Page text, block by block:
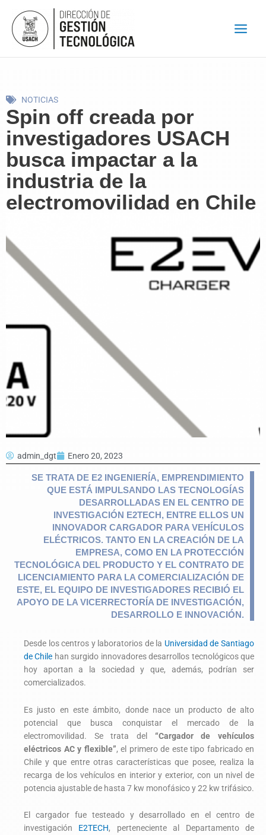
contenido
NOTICIAS
Spin off creada por
investigadores USACH
busca impactar a la
industria de la
electromovilidad en Chile
admin_dgt Enero 20, 2023
SE TRATA DE E2 INGENIERÍA, EMPRENDIMIENTO
QUE ESTÁ IMPULSANDO LAS TECNOLOGÍAS
DESARROLLADAS EN EL CENTRO DE
INVESTIGACIÓN E2TECH, ENTRE ELLOS UN
INNOVADOR CARGADOR PARA VEHÍCULOS
ELÉCTRICOS. TANTO EN LA CREACIÓN DE LA
EMPRESA, COMO EN LA PROTECCIÓN
TECNOLÓGICA DEL PRODUCTO Y EL CONTRATO DE
LICENCIAMIENTO PARA LA COMERCIALIZACIÓN DE
ESTE, EL EQUIPO DE INVESTIGADORES RECIBIÓ EL
APOYO DE LA VICERRECTORÍA DE INVESTIGACIÓN,
DESARROLLO E INNOVACIÓN.
Desde los centros y laboratorios de la Universidad de Santiago
de Chile han surgido innovadores desarrollos tecnológicos que
hoy aportan a la sociedad y que, además, podrían ser
comercializados.
Es justo en este ámbito, donde nace un producto de alto
potencial que busca conquistar el mercado de la
electromovilidad. Se trata del “Cargador de vehículos
eléctricos AC y flexible”, el primero de este tipo fabricado en
Chile y que entre otras características que posee, realiza la
recarga de los vehículos en interior y exterior, con un nivel de
potencia ajustable de hasta 7 kw monofásico y 22 kw trifásico.
El cargador fue testeado y desarrollado en el centro de
investigación E2TECH, perteneciente al Departamento de